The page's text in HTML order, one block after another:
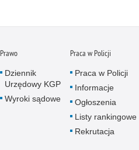
Prawo
Dziennik
Urzędowy KGP
Wyroki sądowe
Praca w Policji
Praca w Policji
Informacje
Ogłoszenia
Listy rankingowe
Rekrutacja